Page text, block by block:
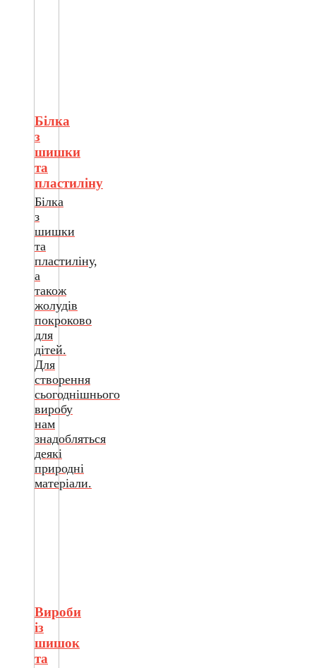
Білка
з
шишки
та
пластиліну
Білка
з
шишки
та
пластиліну,
а
також
жолудів
покроково
для
дітей.
Для
створення
сьогоднішнього
виробу
нам
знадобляться
деякі
природні
матеріали.
Вироби
із
шишок
та